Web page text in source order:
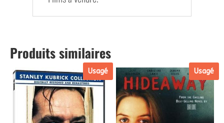
Produits similaires
Usagé Usagé